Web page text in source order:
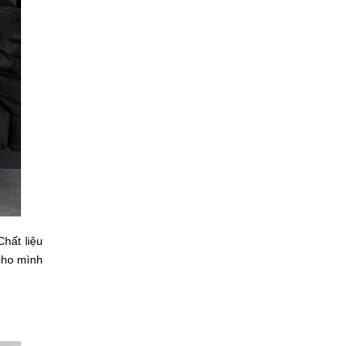
liệu
mình